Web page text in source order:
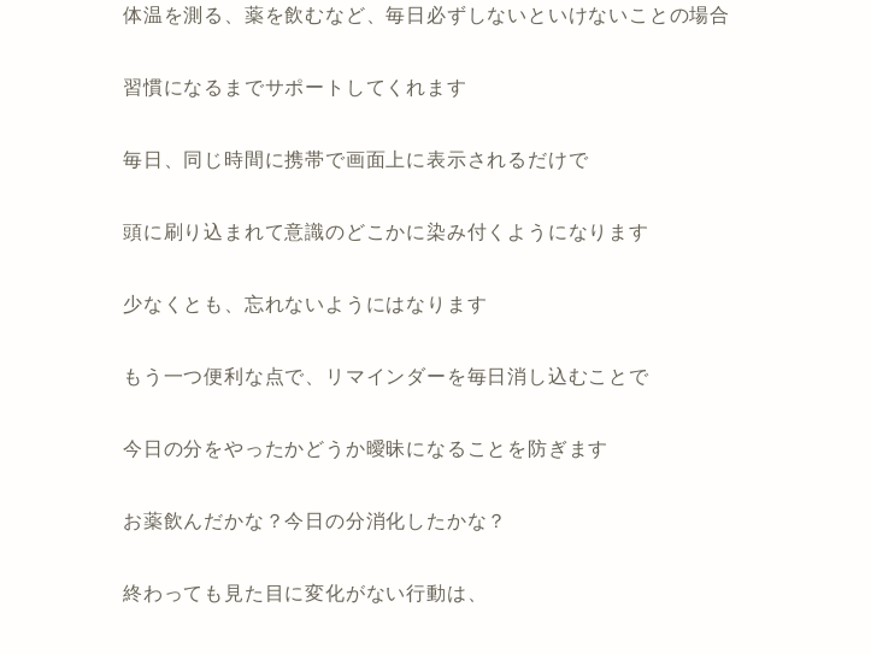
体温を測る、薬を飲むなど、毎日必ずしないといけないことの場合
習慣になるまでサポートしてくれます
毎日、同じ時間に携帯で画面上に表示されるだけで
頭に刷り込まれて意識のどこかに染み付くようになります
少なくとも、忘れないようにはなります
もう一つ便利な点で、リマインダーを毎日消し込むことで
今日の分をやったかどうか曖昧になることを防ぎます
お薬飲んだかな？今日の分消化したかな？
終わっても見た目に変化がない行動は、